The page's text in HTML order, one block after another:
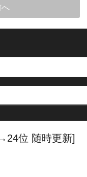
へ
位 随時更新]